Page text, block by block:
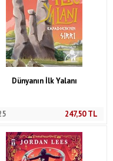
Dünyanın İlk Yalanı
247,50TL